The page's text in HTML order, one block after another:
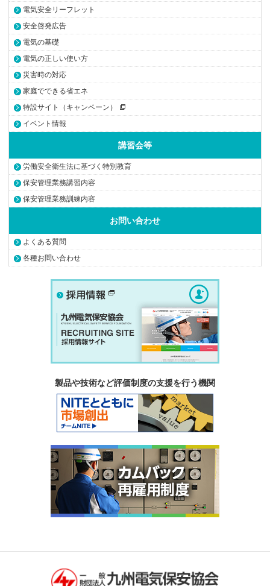
電気安全リーフレット
安全啓発広告
電気の基礎
電気の正しい使い方
災害時の対応
家庭でできる省エネ
特設サイト（キャンペーン）
イベント情報
講習会等
労働安全衛生法に基づく特別教育
保安管理業務講習内容
保安管理業務訓練内容
お問い合わせ
よくある質問
各種お問い合わせ
製品や技術など評価制度の支援を行う機関